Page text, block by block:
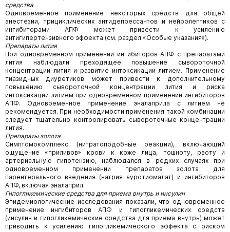
средства
Одновременное применение некоторых средств для общей
анестезии, трициклических антидепрессантов и нейролептиков с
ингибиторами АПФ может привести к усилению
антигипертензивного эффекта (см. раздел «Особые указания»).
Препараты лития
При одновременном применении ингибиторов АПФ с препаратами
лития наблюдали преходящее повышение сывороточной
концентрации лития и развитие интоксикации литием. Применение
тиазидных диуретиков может привести к дополнительному
повышению сывороточной концентрации лития и риска
интоксикации литием при одновременном применении ингибиторов
АПФ. Одновременное применение эналаприла с литием не
рекомендуется. При необходимости применения такой комбинации
следует тщательно контролировать сывороточные концентрации
лития.
Препараты золота
Симптомокомплекс (нитратоподобные реакции), включающий
ощущение «приливов» крови к коже лица, тошноту, рвоту и
артериальную гипотензию, наблюдался в редких случаях при
одновременном применении препаратов золота для
парентерального введения (натрия ауротиомалат) и ингибиторов
АПФ, включая эналаприл.
Гипогликемические средства для приема внутрь и инсулин
Эпидемиологические исследования показали, что одновременное
применение ингибиторов АПФ и гипогликемических средств
(инсулин и гипогликемические средства для приема внутрь) может
приводить к усилению гипогликемического эффекта с риском